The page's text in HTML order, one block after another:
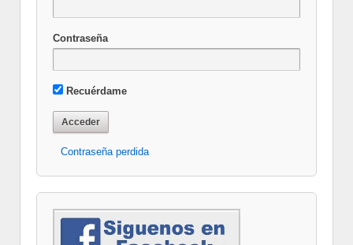
Contraseña
Recuérdame
Contraseña perdida